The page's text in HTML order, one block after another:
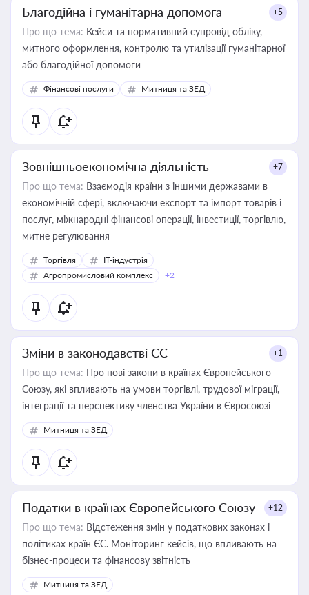
Благодійна і гуманітарна допомога +5
Про що тема: Кейси та нормативний супровід обліку,
митного оформлення, контролю та утилізації гуманітарної
або благодійної допомоги
Фінансові послуги Митниця та ЗЕД
Зовнішньоекономічна діяльність +7
Про що тема: Взаємодія країни з іншими державами в
економічній сфері, включаючи експорт та імпорт товарів і
послуг, міжнародні фінансові операції, інвестиції, торгівлю,
митне регулювання
Торгівля
IT-індустрія
Агропромисловий комплекс
+2
Зміни в законодавстві ЄС +1
Про що тема: Про нові закони в країнах Європейського
Союзу, які впливають на умови торгівлі, трудової міграції,
інтеграції та перспективу членства України в Євросоюзі
Митниця та ЗЕД
Податки в країнах Європейського Союзу +12
Про що тема: Відстеження змін у податкових законах і
політиках країн ЄС. Моніторинг кейсів, що впливають на
бізнес-процеси та фінансову звітність
Митниця та ЗЕД